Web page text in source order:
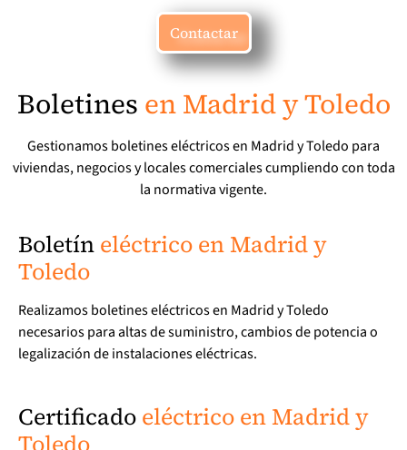
Contactar
Boletines en Madrid y Toledo
Gestionamos boletines eléctricos en Madrid y Toledo para
viviendas, negocios y locales comerciales cumpliendo con toda
la normativa vigente.
Boletín eléctrico en Madrid y
Toledo
Realizamos boletines eléctricos en Madrid y Toledo
necesarios para altas de suministro, cambios de potencia o
legalización de instalaciones eléctricas.
Certificado eléctrico en Madrid y